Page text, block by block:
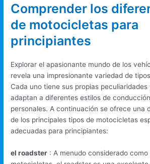
Comprender los
de motocicletas para
principiantes
Explorar el apasionante mundo de los
revela una impresionante variedad de
Cada uno tiene sus propias
adaptan a diferentes estilos de
personales. A continuación se ofrece una
de los principales tipos de motocicletas
adecuadas para principiantes:
el roadster : A menudo considerado